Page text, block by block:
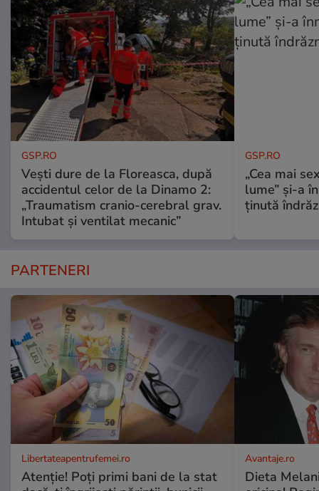
GSP.RO
Vești dure de la Floreasca, după
accidentul celor de la Dinamo 2:
„Traumatism cranio-cerebral grav.
Intubat și ventilat mecanic”
GSP.RO
„Cea mai
lume” și-a
ținută
PARTENERI
Libertateapentrufemei.ro
Atenție! Poți primi bani de la stat
Avantaje.ro
Dieta